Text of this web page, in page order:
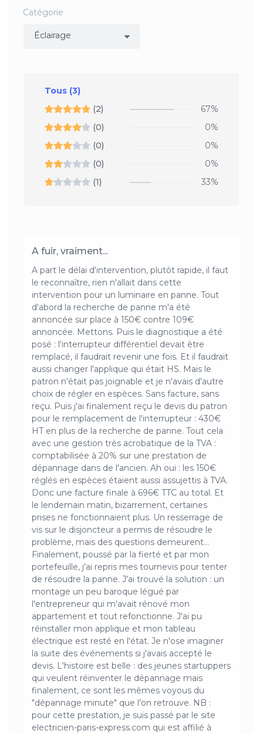
Catégorie
Tous (3)
(2)
67%
(0)
0%
(0)
0%
(0)
0%
(1)
33%
A fuir, vraiment...
A part le délai d'intervention, plutôt rapide, il faut
le reconnaître, rien n'allait dans cette
intervention pour un luminaire en panne. Tout
d'abord la recherche de panne m'a été
annoncée sur place à 150€ contre 109€
annoncée. Mettons. Puis le diagnostique a été
posé : l'interrupteur différentiel devait être
remplacé, il faudrait revenir une fois. Et il faudrait
aussi changer l'applique qui était HS. Mais le
patron n'était pas joignable et je n'avais d'autre
choix de régler en espèces. Sans facture, sans
reçu. Puis j'ai finalement reçu le devis du patron
pour le remplacement de l'interrupteur : 430€
HT en plus de la recherche de panne. Tout cela
avec une gestion très acrobatique de la TVA :
comptabilisée à 20% sur une prestation de
dépannage dans de l'ancien. Ah oui : les 150€
réglés en espèces étaient aussi assujettis à TVA.
Donc une facture finale à 696€ TTC au total. Et
le lendemain matin, bizarrement, certaines
prises ne fonctionnaient plus. Un resserrage de
vis sur le disjoncteur a permis de résoudre le
problème, mais des questions demeurent...
Finalement, poussé par la fierté et par mon
portefeuille, j'ai repris mes tournevis pour tenter
de résoudre la panne. J'ai trouvé la solution : un
montage un peu baroque légué par
l'entrepreneur qui m'avait rénové mon
appartement et tout refonctionne. J'ai pu
réinstaller mon applique et mon tableau
électrique est resté en l'état. Je n'ose imaginer
la suite des événements si j'avais accepté le
devis. L'histoire est belle : des jeunes startuppers
qui veulent réinventer le dépannage mais
finalement, ce sont les mêmes voyous du
"dépannage minute" que l'on retrouve. NB :
pour cette prestation, je suis passé par le site
electricien-paris-express.com qui est affilié à